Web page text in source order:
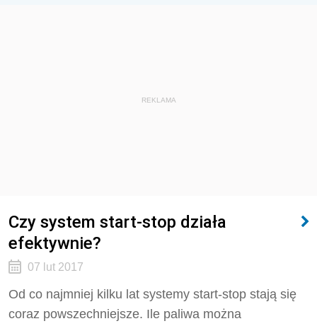
REKLAMA
Czy system start-stop działa
efektywnie?
07 lut 2017
Od co najmniej kilku lat systemy start-stop stają się
coraz powszechniejsze. Ile paliwa można